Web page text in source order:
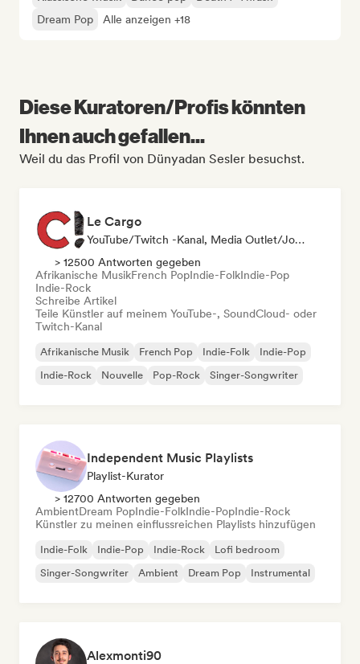
Dream Pop
Alle anzeigen +18
Diese Kuratoren/Profis könnten
Ihnen auch gefallen...
Weil du das Profil von Dünyadan Sesler besuchst.
Le Cargo
YouTube/Twitch -Kanal, Media Outlet/Journalist
> 12500 Antworten gegeben
Afrikanische MusikFrench PopIndie-FolkIndie-Pop
Indie-Rock
Schreibe Artikel
Teile Künstler auf meinem YouTube-, SoundCloud- oder
Twitch-Kanal
Afrikanische Musik French Pop Indie-Folk
Indie-Pop
Indie-Rock
Nouvelle Pop-Rock Singer-Songwriter
Independent Music Playlists
Playlist-Kurator
> 12700 Antworten gegeben
AmbientDream PopIndie-FolkIndie-PopIndie-Rock
Künstler zu meinen einflussreichen Playlists hinzufügen
Indie-Folk Indie-Pop Indie-Rock
Lofi bedroom
Singer-Songwriter
Ambient Dream Pop Instrumental
Alexmonti90